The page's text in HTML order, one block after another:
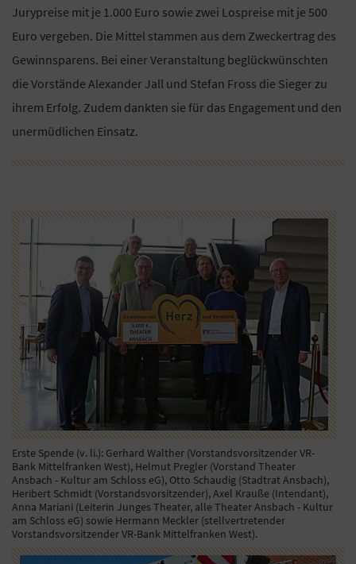
Jurypreise mit je 1.000 Euro sowie zwei Lospreise mit je 500
Euro vergeben. Die Mittel stammen aus dem Zweckertrag des
Gewinnsparens. Bei einer Veranstaltung beglückwünschten
die Vorstände Alexander Jall und Stefan Fross die Sieger zu
ihrem Erfolg. Zudem dankten sie für das Engagement und den
unermüdlichen Einsatz.
Erste Spende (v. li.): Gerhard Walther (Vorstandsvorsitzender VR-
Bank Mittelfranken West), Helmut Pregler (Vorstand Theater
Ansbach - Kultur am Schloss eG), Otto Schaudig (Stadtrat Ansbach),
Heribert Schmidt (Vorstandsvorsitzender), Axel Krauße (Intendant),
Anna Mariani (Leiterin Junges Theater, alle Theater Ansbach - Kultur
am Schloss eG) sowie Hermann Meckler (stellvertretender
Vorstandsvorsitzender VR-Bank Mittelfranken West).